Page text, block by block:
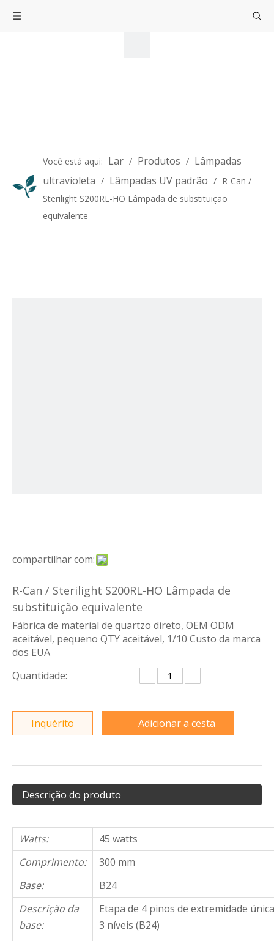
Você está aqui: Lar / Produtos / Lâmpadas
ultravioleta / Lâmpadas UV padrão / R-Can /
Sterilight S200RL-HO Lâmpada de substituição
equivalente
compartilhar com:
R-Can / Sterilight S200RL-HO Lâmpada de
substituição equivalente
Fábrica de material de quartzo direto, OEM ODM
aceitável, pequeno QTY aceitável, 1/10 Custo da marca
dos EUA
Quantidade:
Inquérito Adicionar a cesta
Descrição do produto
Watts:
45 watts
Comprimento:
300 mm
Base:
B24
Descrição da
base:
Etapa de 4 pinos de extremidade
3 níveis (B24)